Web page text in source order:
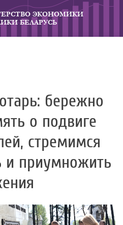
ЭКОНОМИКИ
БЕЛАРУСЬ
бережно
о подвиге
стремимся
и приумножить